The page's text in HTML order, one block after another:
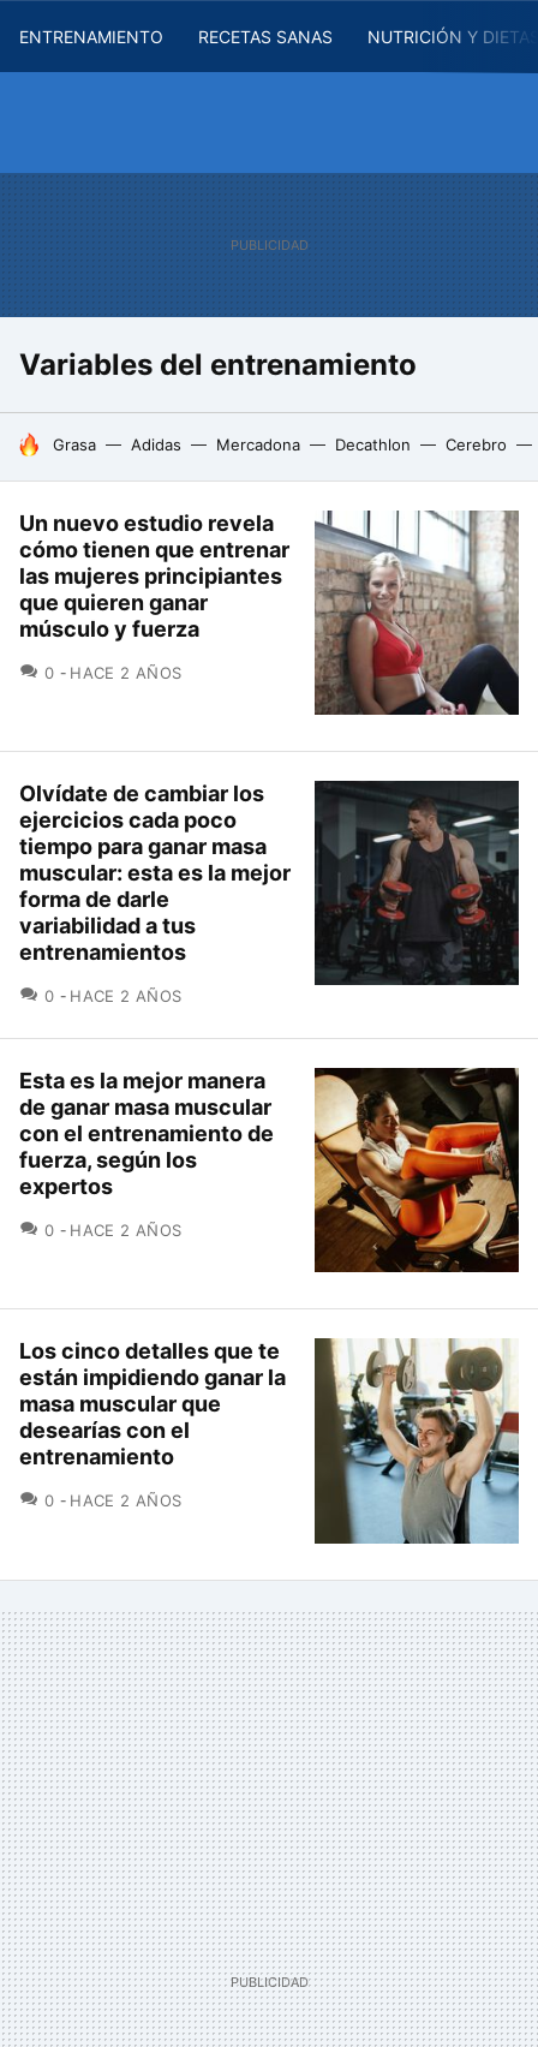
ENTRENAMIENTO RECETAS SANAS NUTRICIÓN Y
Variables del entrenamiento
HOY SE HABLA DE
Grasa Adidas Mercadona Decathlon Cerebro
Un nuevo estudio revela
cómo tienen que entrenar
las mujeres principiantes
que quieren ganar
músculo y fuerza
0 COMENTARIOS
HACE 2 AÑOS
Olvídate de cambiar los
ejercicios cada poco
tiempo para ganar masa
muscular: esta es la mejor
forma de darle
variabilidad a tus
entrenamientos
0 COMENTARIOS
HACE 2 AÑOS
Esta es la mejor manera
de ganar masa muscular
con el entrenamiento de
fuerza, según los
expertos
0 COMENTARIOS
HACE 2 AÑOS
Los cinco detalles que te
están impidiendo ganar la
masa muscular que
desearías con el
entrenamiento
0 COMENTARIOS
HACE 2 AÑOS